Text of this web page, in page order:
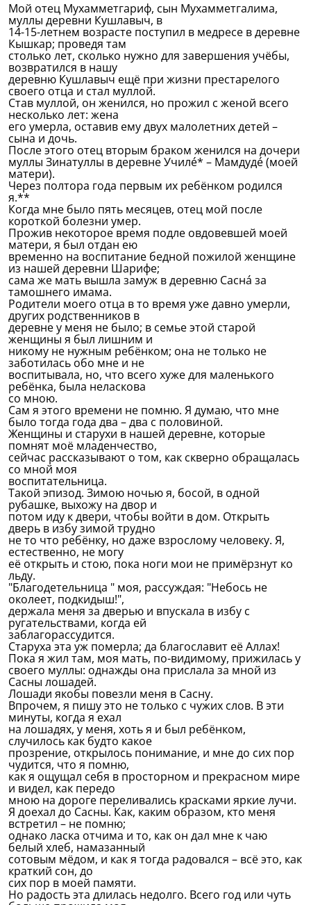
Мой отец Мухамметгариф, сын Мухамметгалима,
муллы деревни Кушлавыч, в
14-15-летнем возрасте поступил в медресе в деревне
Кышкар; проведя там
столько лет, сколько нужно для завершения учёбы,
возвратился в нашу
деревню Кушлавыч ещё при жизни престарелого
своего отца и стал муллой.
Став муллой, он женился, но прожил с женой всего
несколько лет: жена
его умерла, оставив ему двух малолетних детей –
сына и дочь.
После этого отец вторым браком женился на дочери
муллы Зинатуллы в деревне Училé* – Мамдудé (моей
матери).
Через полтора года первым их ребёнком родился
я.**
Когда мне было пять месяцев, отец мой после
короткой болезни умер.
Прожив некоторое время подле овдовевшей моей
матери, я был отдан ею
временно на воспитание бедной пожилой женщине
из нашей деревни Шарифе;
сама же мать вышла замуж в деревню Саснá за
тамошнего имама.
Родители моего отца в то время уже давно умерли,
других родственников в
деревне у меня не было; в семье этой старой
женщины я был лишним и
никому не нужным ребёнком; она не только не
заботилась обо мне и не
воспитывала, но, что всего хуже для маленького
ребёнка, была неласкова
со мною.
Сам я этого времени не помню. Я думаю, что мне
было тогда года два – два с половиной.
Женщины и старухи в нашей деревне, которые
помнят моё младенчество,
сейчас рассказывают о том, как скверно обращалась
со мной моя
воспитательница.
Такой эпизод. Зимою ночью я, босой, в одной
рубашке, выхожу на двор и
потом иду к двери, чтобы войти в дом. Открыть
дверь в избу зимой трудно
не то что ребёнку, но даже взрослому человеку. Я,
естественно, не могу
её открыть и стою, пока ноги мои не примёрзнут ко
льду.
"Благодетельница " моя, рассуждая: "Небось не
околеет, подкидыш!",
держала меня за дверью и впускала в избу с
ругательствами, когда ей
заблагорассудится.
Старуха эта уж померла; да благославит её Аллах!
Пока я жил там, моя мать, по-видимому, прижилась у
своего муллы: однажды она прислала за мной из
Сасны лошадей.
Лошади якобы повезли меня в Сасну.
Впрочем, я пишу это не только с чужих слов. В эти
минуты, когда я ехал
на лошадях, у меня, хоть я и был ребёнком,
случилось как будто какое
прозрение, открылось понимание, и мне до сих пор
чудится, что я помню,
как я ощущал себя в просторном и прекрасном мире
и видел, как передо
мною на дороге переливались красками яркие лучи.
Я доехал до Сасны. Как, каким образом, кто меня
встретил – не помню;
однако ласка отчима и то, как он дал мне к чаю
белый хлеб, намазанный
сотовым мёдом, и как я тогда радовался – всё это, как
краткий сон, до
сих пор в моей памяти.
Но радость эта длилась недолго. Всего год или чуть